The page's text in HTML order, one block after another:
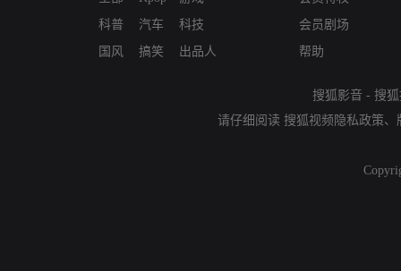
科普
国风
汽车
搞笑
科技
出品人
会员剧场
帮助
搜狐影音 - 搜
请仔细阅读 搜狐视频隐私政策、